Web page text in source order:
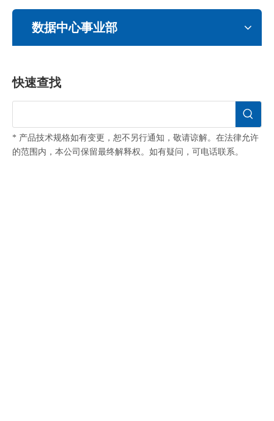
数据中心事业部
快速查找
* 产品技术规格如有变更，恕不另行通知，敬请谅解。在法律允许
的范围内，本公司保留最终解释权。如有疑问，可电话联系。